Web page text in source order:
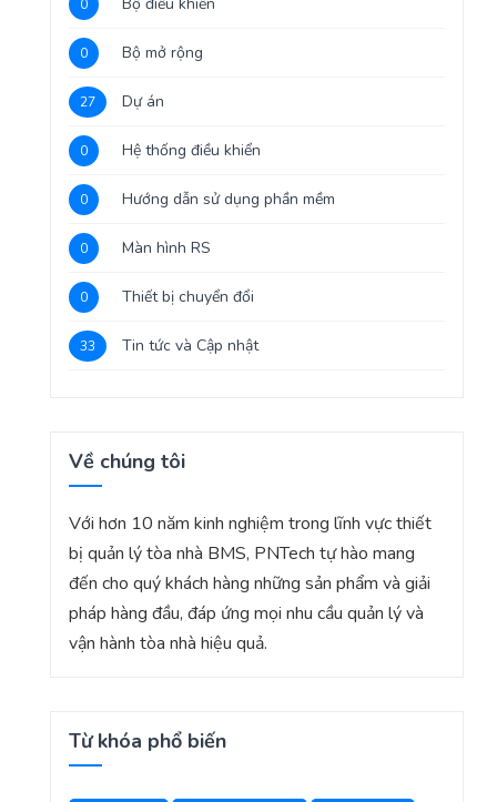
0
0 Bộ mở rộng
27 Dự án
0 Hệ thống điều khiển
0 Hướng dẫn sử dụng phần mềm
0 Màn hình RS
0 Thiết bị chuyển đổi
33 Tin tức và Cập nhật
Về chúng tôi
Với hơn 10 năm kinh nghiệm trong lĩnh vực thiết
bị quản lý tòa nhà BMS, PNTech tự hào mang
đến cho quý khách hàng những sản phẩm và giải
pháp hàng đầu, đáp ứng mọi nhu cầu quản lý và
vận hành tòa nhà hiệu quả.
Từ khóa phổ biến